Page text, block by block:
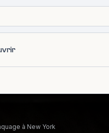
à New York